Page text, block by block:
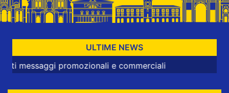
ULTIME NEWS
promozionali e commerciali